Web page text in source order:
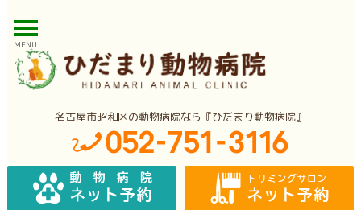
MENU
名古屋市昭和区の動物病院なら『ひだまり動物病院』